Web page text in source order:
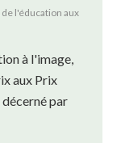
l'éducation aux
à l'image,
aux Prix
par